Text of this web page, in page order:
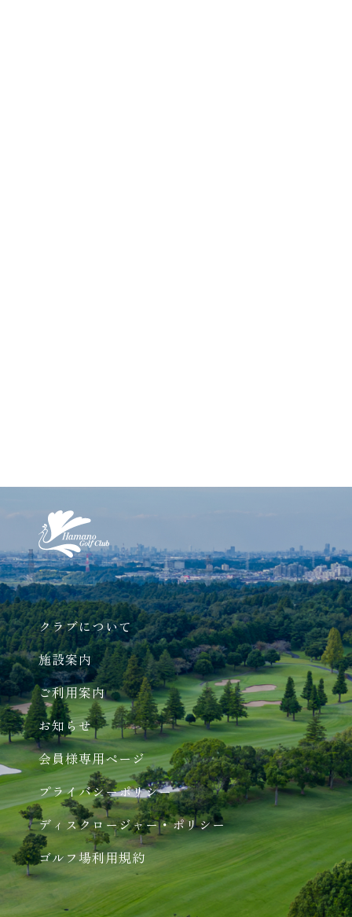
クラブについて
施設案内
ご利用案内
お知らせ
会員様専用ページ
プライバシーポリシー
ディスクロージャー・ポリシー
ゴルフ場利用規約